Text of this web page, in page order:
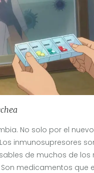
No solo por el
inmunosupresores
de muchos de los
medicamentos que